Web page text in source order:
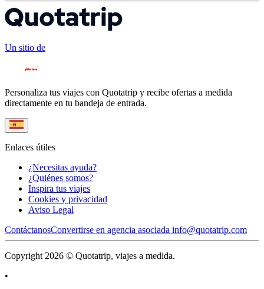
Un sitio de
Personaliza tus viajes con Quotatrip y recibe ofertas a medida
directamente en tu bandeja de entrada.
Enlaces útiles
¿Necesitas ayuda?
¿Quiénes somos?
Inspira tus viajes
Cookies y privacidad
Aviso Legal
ContáctanosConvertirse en agencia asociada info@quotatrip.com
Copyright 2026 © Quotatrip, viajes a medida.
•